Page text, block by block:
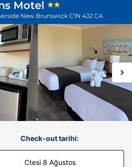
Motel
New Brunswick C1N 4J2 CA
Check-out tarihi:
Ctesi 8 Ağustos